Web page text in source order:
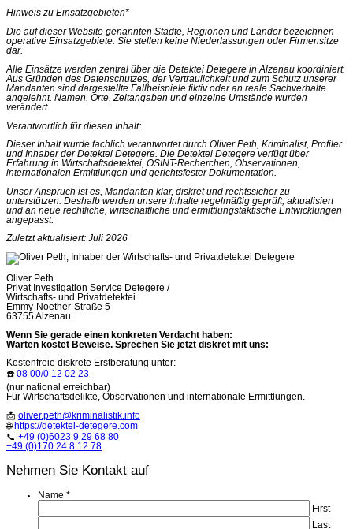
Hinweis zu Einsatzgebieten*
Die auf dieser Website genannten Städte, Regionen und Länder bezeichnen
operative Einsatzgebiete. Sie stellen keine Niederlassungen oder Firmensitze
dar.
Alle Einsätze werden zentral über die Detektei Detegere in Alzenau koordiniert.
Aus Gründen des Datenschutzes, der Vertraulichkeit und zum Schutz unserer
Mandanten sind dargestellte Fallbeispiele fiktiv oder an reale Sachverhalte
angelehnt. Namen, Orte, Zeitangaben und einzelne Umstände wurden
verändert.
Verantwortlich für diesen Inhalt:
Dieser Inhalt wurde fachlich verantwortet durch Oliver Peth, Kriminalist, Profiler
und Inhaber der Detektei Detegere. Die Detektei Detegere verfügt über
Erfahrung in Wirtschaftsdetektei, OSINT-Recherchen, Observationen,
internationalen Ermittlungen und gerichtsfester Dokumentation.
Unser Anspruch ist es, Mandanten klar, diskret und rechtssicher zu
unterstützen. Deshalb werden unsere Inhalte regelmäßig geprüft, aktualisiert
und an neue rechtliche, wirtschaftliche und ermittlungstaktische Entwicklungen
angepasst.
Zuletzt aktualisiert: Juli 2026
Oliver Peth
Privat Investigation Service Detegere /
Wirtschafts- und Privatdetektei
Emmy-Noether-Straße 5
63755 Alzenau
Wenn Sie gerade einen konkreten Verdacht haben:
Warten kostet Beweise. Sprechen Sie jetzt diskret mit uns:
Kostenfreie diskrete Erstberatung unter:
☎️ 08 00/0 12 02 23
(nur national erreichbar)
Für Wirtschaftsdelikte, Observationen und internationale Ermittlungen.
📩 oliver.peth@kriminalistik.info
🌐 https://detektei-detegere.com
📞 +49 (0)6023 9 29 68 80
+49 (0)170 24 8 12 78
Nehmen Sie Kontakt auf
Name *
First
Last